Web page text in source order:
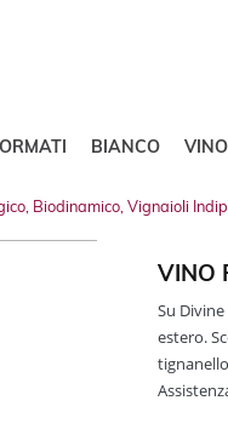
BIANCO
Biodinamico, Vignaioli
VINO
Su
estero.